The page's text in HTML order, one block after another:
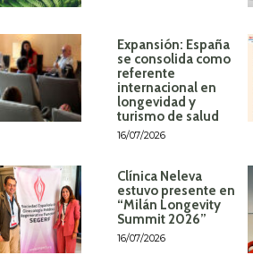
Expansión: España
se consolida como
referente
internacional en
longevidad y
turismo de salud
16/07/2026
Clínica Neleva
estuvo presente en
“Milán Longevity
Summit 2026”
16/07/2026